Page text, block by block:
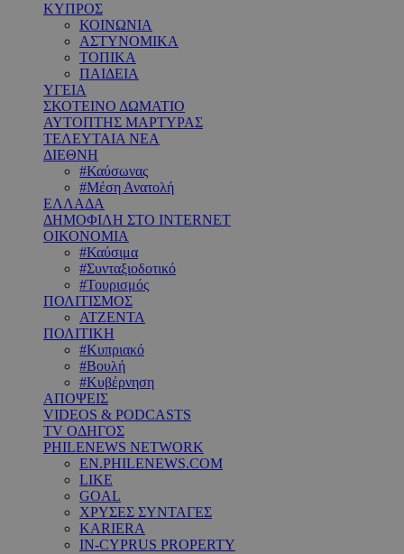
ΚΥΠΡΟΣ
ΚΟΙΝΩΝΙΑ
ΑΣΤΥΝΟΜΙΚΑ
ΤΟΠΙΚΑ
ΠΑΙΔΕΙΑ
ΥΓΕΙΑ
ΣΚΟΤΕΙΝΟ ΔΩΜΑΤΙΟ
ΑΥΤΟΠΤΗΣ ΜΑΡΤΥΡΑΣ
ΤΕΛΕΥΤΑΙΑ ΝΕΑ
ΔΙΕΘΝΗ
#Καύσωνας
#Μέση Ανατολή
ΕΛΛΑΔΑ
ΔΗΜΟΦΙΛΗ ΣΤΟ INTERNET
ΟΙΚΟΝΟΜΙΑ
#Καύσιμα
#Συνταξιοδοτικό
#Τουρισμός
ΠΟΛΙΤΙΣΜΟΣ
ΑΤΖΕΝΤΑ
ΠΟΛΙΤΙΚΗ
#Κυπριακό
#Βουλή
#Κυβέρνηση
ΑΠΟΨΕΙΣ
VIDEOS & PODCASTS
TV ΟΔΗΓΟΣ
PHILENEWS NETWORK
EN.PHILENEWS.COM
LIKE
GOAL
ΧΡΥΣΕΣ ΣΥΝΤΑΓΕΣ
KARIERA
IN-CYPRUS PROPERTY